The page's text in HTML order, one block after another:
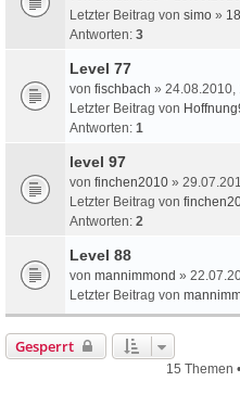
Letzter Beitrag von simo »
Antworten: 3
Level 77
von fischbach » 24.08.2010,
Letzter Beitrag von
Antworten: 1
level 97
von finchen2010 »
Letzter Beitrag von
Antworten: 2
Level 88
von mannimmond »
Letzter Beitrag von
Gesperrt
15 Themen